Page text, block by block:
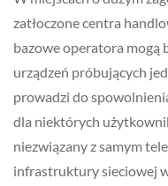
zatłoczone centra
bazowe operatora mogą
urządzeń próbujących
prowadzi do
dla niektórych
niezwiązany z samym
infrastruktury sieciowej